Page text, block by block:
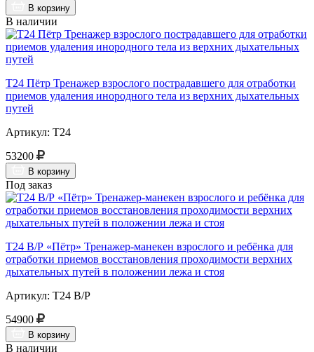
В корзину
В наличии
Т24 Пётр Тренажер взрослого пострадавшего для отработки
приемов удаления инородного тела из верхних дыхательных
путей
Артикул: Т24
53200
В корзину
Под заказ
Т24 В/Р «Пётр» Тренажер-манекен взрослого и ребёнка для
отработки приемов восстановления проходимости верхних
дыхательных путей в положении лежа и стоя
Артикул: Т24 В/Р
54900
В корзину
В наличии